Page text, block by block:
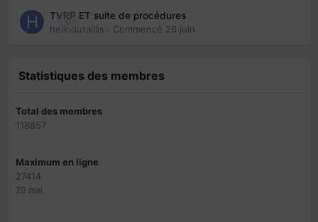
0
TVRP ET suite de procédures
hellodutaillis · Commencé 26 juin
Statistiques des membres
Total des membres
118857
Maximum en ligne
27414
20 mai